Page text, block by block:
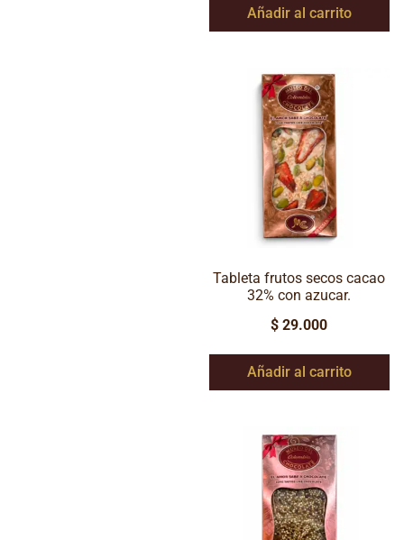
Añadir al carrito
Tableta frutos secos cacao
32% con azucar.
$ 29.000
Añadir al carrito